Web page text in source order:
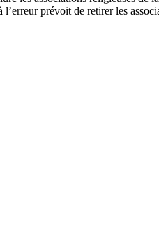
prévoit de retirer les